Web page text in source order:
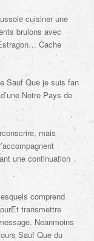
cuisiner une
brulons avec
Cache
Sauf Que je suis fan
Notre Pays de
mais
une continuation
comprend
transmettre
Neanmoins
Sauf Que du